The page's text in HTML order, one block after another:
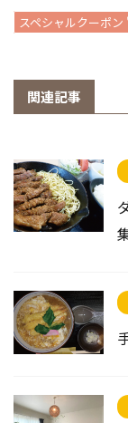
スペシャルクーポン
関連記事